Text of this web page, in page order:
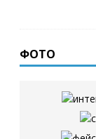
ФОТО